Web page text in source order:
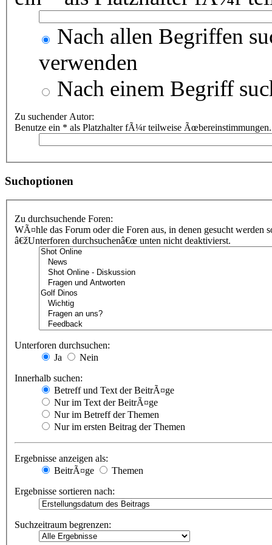
Nach allen Begriffen
verwenden
Nach einem Begriff
Zu suchender Autor:
Benutze ein * als Platzhalter fÃ¼r teilweise Ãœbereinstimmungen.
Suchoptionen
Zu durchsuchende Foren:
WÃ¤hle das Forum oder die Foren aus, in denen gesucht
â€žUnterforen durchsuchenâ€œ unten nicht deaktivierst.
Unterforen durchsuchen:
Ja
Nein
Innerhalb suchen:
Betreff und Text der BeitrÃ¤ge
Nur im Text der BeitrÃ¤ge
Nur im Betreff der Themen
Nur im ersten Beitrag der Themen
Ergebnisse anzeigen als:
BeitrÃ¤ge
Themen
Ergebnisse sortieren nach:
Suchzeitraum begrenzen: